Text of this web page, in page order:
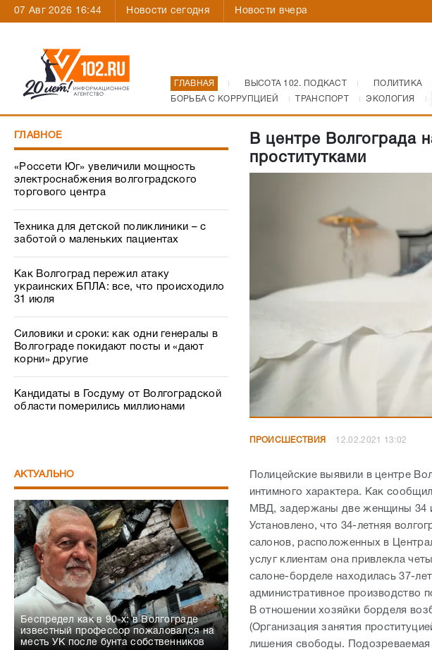
07 Авг 2026 16:44 Новости сегодня Новости вчера
ГЛАВНАЯ ВЫСОТА 102. ПОДКАСТ ПОЛИТИКА
БОРЬБА С КОРРУПЦИЕЙ
ТРАНСПОРТ ЭКОЛОГИЯ
ГЛАВНОЕ
«Россети Юг» увеличили мощность
электроснабжения волгоградского
торгового центра
Техника для детской поликлиники – с
заботой о маленьких пациентах
Как Волгоград пережил атаку
украинских БПЛА: все, что происходило
31 июля
Силовики и сроки: как одни генералы в
Волгограде покидают посты и «дают
корни» другие
Кандидаты в Госдуму от Волгоградской
области померились миллионами
АКТУАЛЬНО
Беспредел как в 90-х: в Волгограде
известный профессор пожаловался на
месть УК после бунта собственников
В центре Волгограда
проститутками
ПРОИСШЕСТВИЯ 12.02.2021 13:02
Полицейские выявили в центре
интимного характера. Как
МВД, задержаны две женщины 34
Установлено, что 34-летняя
салонов, расположенных в
услуг клиентам она привлекла
салоне-борделе находилась 37-
административное производство
В отношении хозяйки борделя
(Организация занятия
лишения свободы. Подозреваемая